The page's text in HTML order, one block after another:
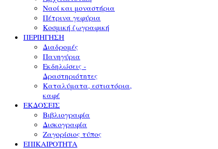
Ναοί και μοναστήρια
Πέτρινα γεφύρια
Κοσμική ζωγραφική
ΠΕΡΙΗΓΗΣΗ
Διαδρομές
Πανηγύρια
Εκδηλώσεις -
Δραστηριότητες
Καταλύματα, εστιατόρια,
καφέ
ΕΚΔΟΣΕΙΣ
Βιβλιογραφία
Δισκογραφία
Ζαγορίσιος τύπος
ΕΠΙΚΑΙΡΟΤΗΤΑ